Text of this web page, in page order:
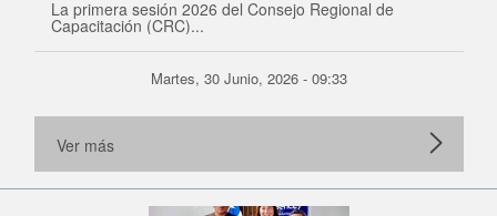
La primera sesión 2026 del Consejo Regional de
Capacitación (CRC)...
Martes, 30 Junio, 2026 - 09:33
Ver más